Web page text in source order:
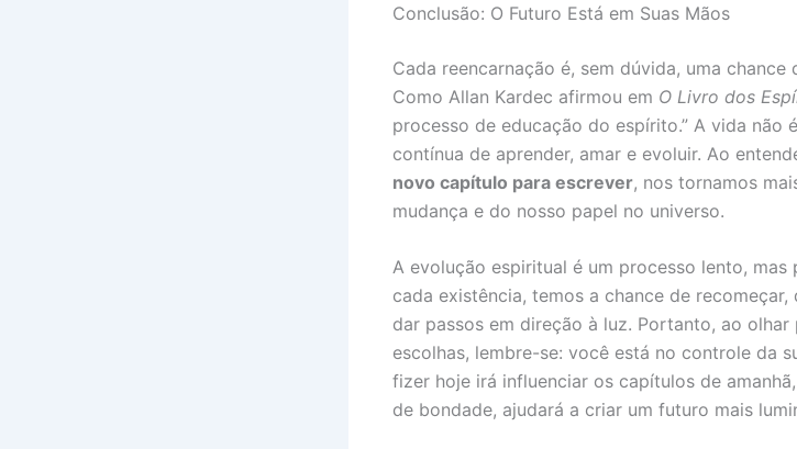
Conclusão: O Futuro Está em Suas Mãos
Cada reencarnação é, sem dúvida, uma
Como Allan Kardec afirmou em O Livro dos
processo de educação do espírito.” A vida não
contínua de aprender, amar e evoluir. Ao
novo capítulo para escrever, nos tornamos
mudança e do nosso papel no universo.
A evolução espiritual é um processo lento,
cada existência, temos a chance de
dar passos em direção à luz. Portanto, ao
escolhas, lembre-se: você está no controle da
fizer hoje irá influenciar os capítulos de
de bondade, ajudará a criar um futuro mais